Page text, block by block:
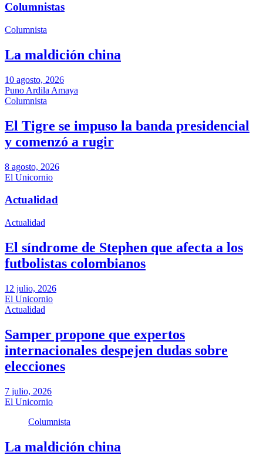
Columnistas
Columnista
La maldición china
10 agosto, 2026
Puno Ardila Amaya
Columnista
El Tigre se impuso la banda presidencial
y comenzó a rugir
8 agosto, 2026
El Unicornio
Actualidad
Actualidad
El síndrome de Stephen que afecta a los
futbolistas colombianos
12 julio, 2026
El Unicornio
Actualidad
Samper propone que expertos
internacionales despejen dudas sobre
elecciones
7 julio, 2026
El Unicornio
Columnista
La maldición china